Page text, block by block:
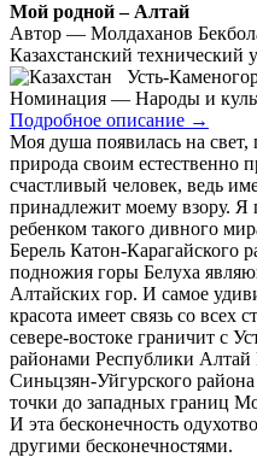
Мой родной – Алтай
Автор — Молдаханов
Казахстанский технический
Усть-
Номинация — Народы и
Подробное описание →
Моя душа появилась на свет,
природа своим естественно
счастливый человек, ведь
принадлежит моему взору. Я
ребенком такого дивного
Берель Катон-Карагайского
подножия горы Белуха
Алтайских гор. И самое
красота имеет связь со всех
севере-востоке граничит с
районами Республики
Синьцзян-Уйгурского
точки до западных границ
И эта бесконечность
другими бесконечностями.